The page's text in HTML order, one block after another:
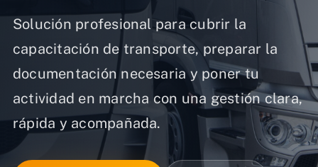
Solución profesional para cubrir la
capacitación de transporte, preparar la
documentación necesaria y poner tu
actividad en marcha con una gestión clara,
rápida y acompañada.